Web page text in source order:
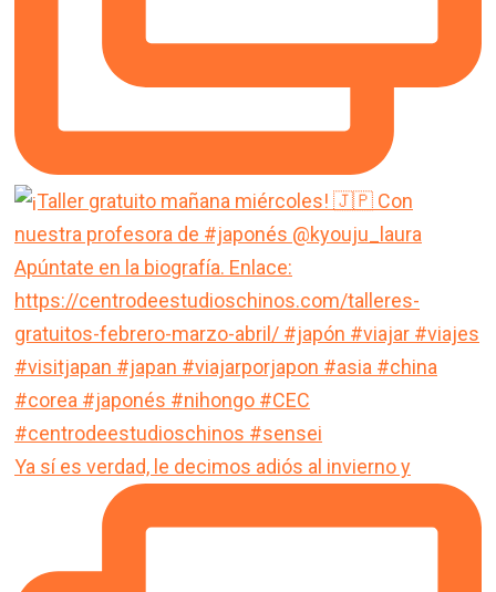
Ya sí es verdad, le decimos adiós al invierno y